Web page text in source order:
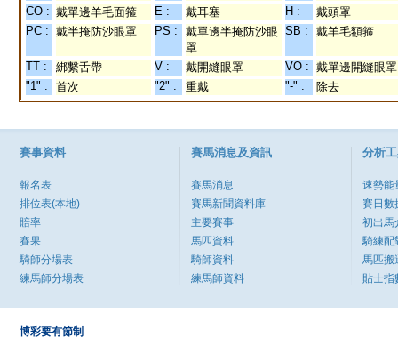
CO : 戴單邊羊毛面箍 E : 戴耳塞 H :
戴頭罩
PC : 戴半掩防沙眼罩 PS :
戴單邊半掩防沙眼
罩
SB : 戴羊毛額箍
TT : 綁繫舌帶 V : 戴開縫眼罩 VO : 戴單邊開縫眼罩
"1" :
首次 "2" : 重戴 "-" : 除去
賽事資料
報名表
排位表(本地)
賠率
賽果
騎師分場表
練馬師分場表
賽馬消息及資訊
賽馬消息
賽馬新聞資料庫
主要賽事
馬匹資料
騎師資料
練馬師資料
分析
速勢能
賽日數
初出馬
騎練配
馬匹搬
貼士指
博彩要有節制